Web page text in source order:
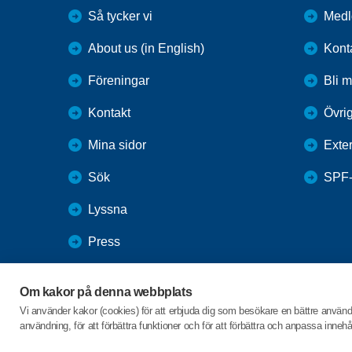
Om kakor på denna webbplats
Vi använder kakor (cookies) för att erbjuda dig som besökare en bättre
användning, för att förbättra funktioner och för att förbättra och anpassa
Så tycker vi
About us (in English)
Föreningar
Kontakt
Mina sidor
Sök
Lyssna
Press
SPF Seniorernas intranät
Bli